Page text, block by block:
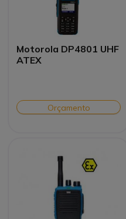
Motorola DP4801 UHF
ATEX
Orçamento